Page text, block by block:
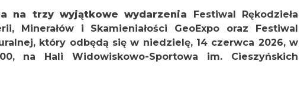
na trzy wyjątkowe wydarzenia Festiwal Rękodzieła
Minerałów i Skamieniałości GeoExpo oraz Festiwal
który odbędą się w niedzielę, 14 czerwca 2026, w
na Hali Widowiskowo-Sportowa im. Cieszyńskich